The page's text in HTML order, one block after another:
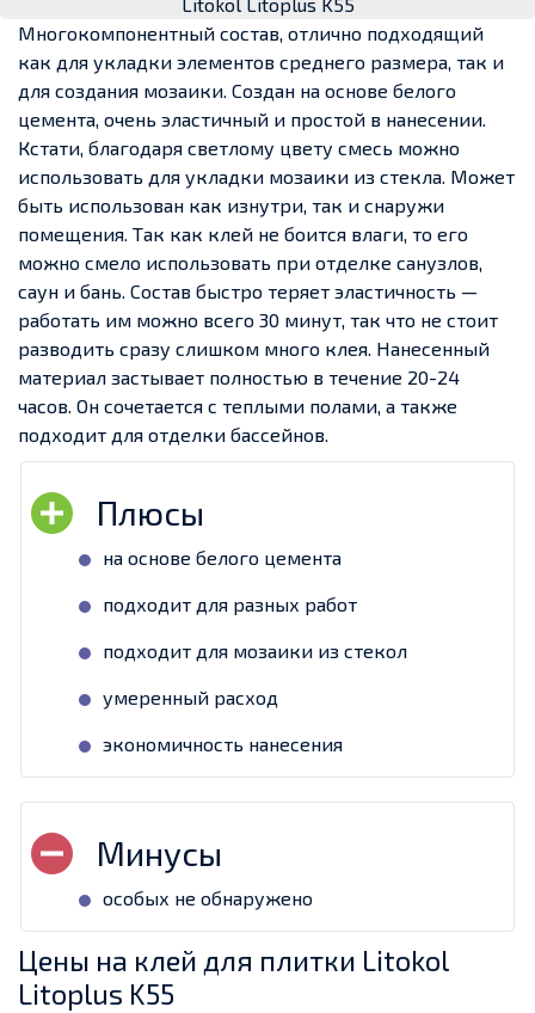
Многокомпонентный состав, отлично подходящий
как для укладки элементов среднего размера, так и
для создания мозаики. Создан на основе белого
цемента, очень эластичный и простой в нанесении.
Кстати, благодаря светлому цвету смесь можно
использовать для укладки мозаики из стекла. Может
быть использован как изнутри, так и снаружи
помещения. Так как клей не боится влаги, то его
можно смело использовать при отделке санузлов,
саун и бань. Состав быстро теряет эластичность —
работать им можно всего 30 минут, так что не стоит
разводить сразу слишком много клея. Нанесенный
материал застывает полностью в течение 20-24
часов. Он сочетается с теплыми полами, а также
подходит для отделки бассейнов.
на основе белого цемента
подходит для разных работ
подходит для мозаики из стекол
умеренный расход
экономичность нанесения
особых не обнаружено
Цены на клей для плитки Litokol
Litoplus K55